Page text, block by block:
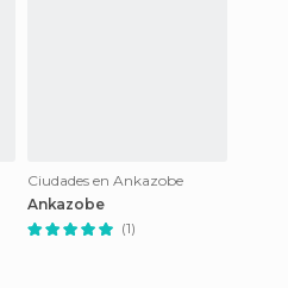
Ciudades en Ankazobe
Ankazobe
(1)